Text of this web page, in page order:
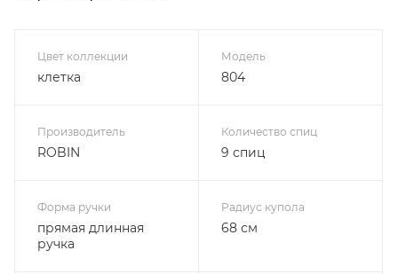
Цвет коллекции
клетка
Модель
804
Производитель
ROBIN
Количество спиц
9 спиц
Форма ручки
прямая длинная
ручка
Радиус купола
68 см